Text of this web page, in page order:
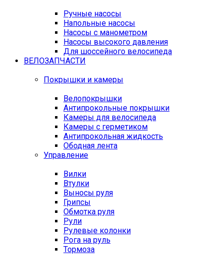
Ручные насосы
Напольные насосы
Насосы с манометром
Насосы высокого давления
Для шоссейного велосипеда
ВЕЛОЗАПЧАСТИ
Покрышки и камеры
Велопокрышки
Антипрокольные покрышки
Камеры для велосипеда
Камеры с герметиком
Антипрокольная жидкость
Ободная лента
Управление
Вилки
Втулки
Выносы руля
Грипсы
Обмотка руля
Рули
Рулевые колонки
Рога на руль
Тормоза